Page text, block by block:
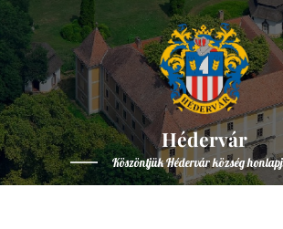
Hédervár
Köszöntjük Hédervár község